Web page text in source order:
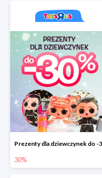
30%